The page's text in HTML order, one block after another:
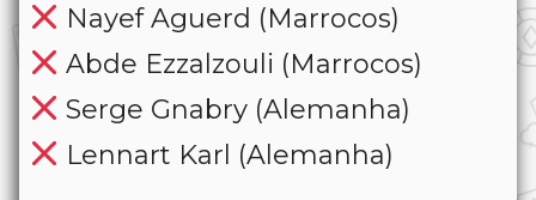
Nayef Aguerd (Marrocos)
Abde Ezzalzouli (Marrocos)
Serge Gnabry (Alemanha)
Lennart Karl (Alemanha)